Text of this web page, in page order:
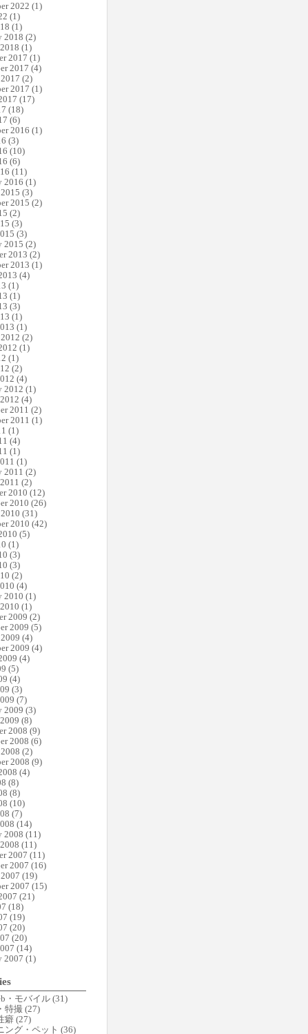
2022 (1)
(1)
(1)
2018 (2)
(1)
2017 (1)
2017 (4)
(2)
2017 (1)
(17)
(18)
(6)
2016 (1)
(3)
(10)
(6)
(11)
2016 (1)
(3)
2015 (2)
(2)
(3)
(3)
2015 (2)
2013 (2)
2013 (1)
(4)
(1)
(1)
(3)
(1)
(1)
(2)
(1)
(1)
(2)
(4)
2012 (1)
(4)
2011 (2)
2011 (1)
(1)
(4)
(1)
(1)
2011 (2)
(2)
2010 (12)
2010 (26)
(31)
2010 (42)
(5)
(1)
(3)
(3)
(2)
(4)
2010 (1)
(1)
2009 (2)
2009 (5)
(4)
2009 (4)
(4)
(5)
(4)
(3)
(7)
2009 (3)
(8)
2008 (9)
2008 (6)
(2)
2008 (9)
(4)
(8)
(8)
(10)
(7)
(14)
2008 (11)
(11)
2007 (11)
2007 (16)
(19)
2007 (15)
(21)
(18)
(19)
(20)
(20)
(14)
2007 (1)
・モバイル(31)
特撮(27)
癖(27)
ング・ペット (36)